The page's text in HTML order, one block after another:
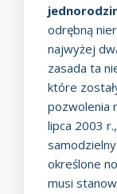
odrębną
najwyżej
zasada ta
które
pozwolenia
lipca 2003 r.,
określone
musi